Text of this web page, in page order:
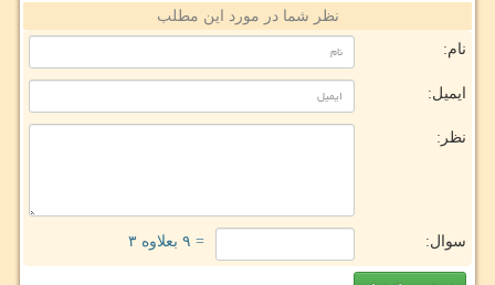
نظر شما در مورد این مطلب
نام:
ایمیل:
نظر:
سوال: = ۹ بعلاوه ۳